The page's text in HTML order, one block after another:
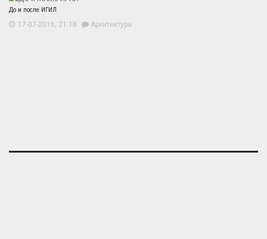
До и после ИГИЛ
17-07-2016, 21:18 Архитектура